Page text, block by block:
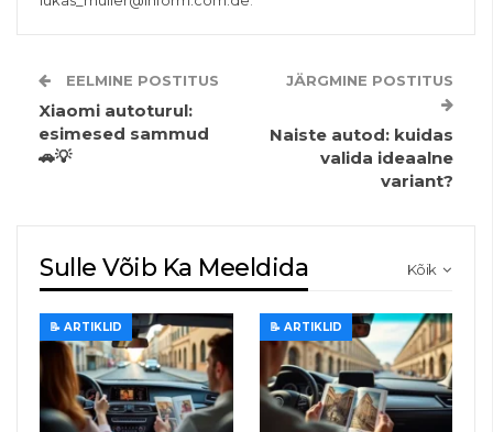
EELMINE POSTITUS
Xiaomi autoturul:
esimesed sammud
🚗💡
JÄRGMINE POSTITUS
Naiste autod: kuidas
valida ideaalne
variant?
Kõik
Sulle Võib Ka Meeldida
📝 ARTIKLID 📝 ARTIKLID